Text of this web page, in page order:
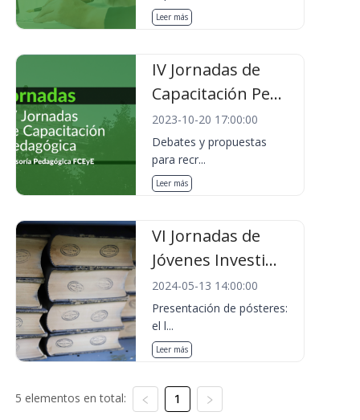
Leer más
IV Jornadas de
Capacitación Pe...
2023-10-20 17:00:00
Debates y propuestas
para recr...
Leer más
VI Jornadas de
Jóvenes Investi...
2024-05-13 14:00:00
Presentación de pósteres:
el l...
Leer más
5 elementos en total: 1